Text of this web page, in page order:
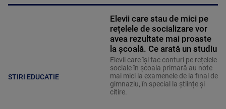
STIRI EDUCATIE
Elevii care stau de mici pe
rețelele de socializare vor
avea rezultate mai proaste
la școală. Ce arată un studiu
Elevii care îşi fac conturi pe rețelele
sociale în școala primară au note
mai mici la examenele de la final de
gimnaziu, în special la științe și
citire.